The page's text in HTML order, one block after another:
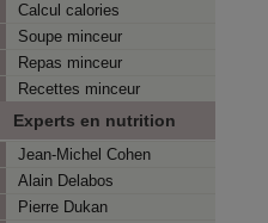
Calcul calories
Soupe minceur
Repas minceur
Recettes minceur
Experts en nutrition
Jean-Michel Cohen
Alain Delabos
Pierre Dukan